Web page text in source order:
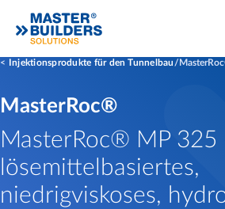
Injektionsprodukte für den Tunnelbau
MasterRoc®
MasterRoc® MP 325
lösemittelbasiertes,
niedrigviskoses,